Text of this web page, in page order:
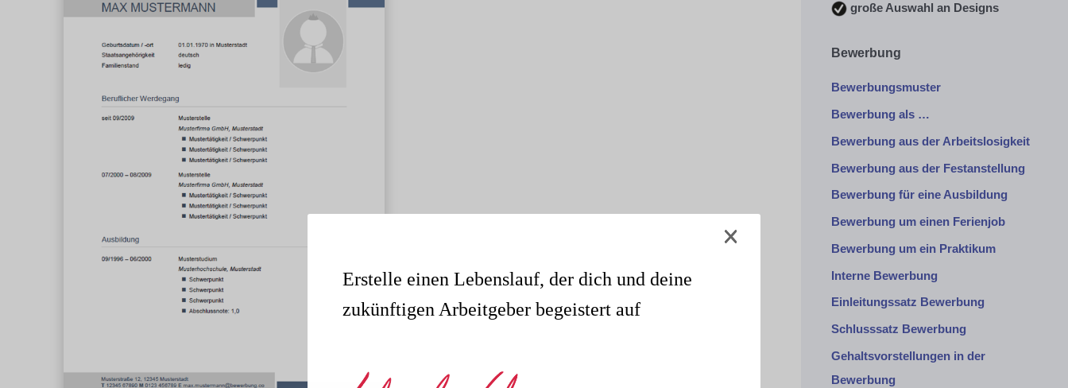
große Auswahl an Designs
Bewerbung
Bewerbungsmuster
Bewerbung als …
Bewerbung aus der Arbeitslosigkeit
Bewerbung aus der Festanstellung
Bewerbung für eine Ausbildung
Bewerbung um einen Ferienjob
Bewerbung um ein Praktikum
Interne Bewerbung
Einleitungssatz Bewerbung
Schlusssatz Bewerbung
Gehaltsvorstellungen in der
Bewerbung
Erstelle einen Lebenslauf, der dich und deine
zukünftigen Arbeitgeber begeistert auf